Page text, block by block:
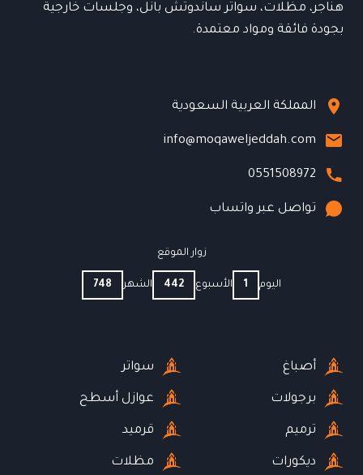
هناجر، مظلات، سواتر ساندوتش بانل، وجلسات خارجية
بجودة فائقة ومواد معتمدة.
المملكة العربية السعودية
info@moqaweljeddah.com
0551508972
تواصل عبر واتساب
زوار الموقع
اليوم 1 الأسبوع 442 الشهر 748
أصباغ
برجولات
ترميم
ديكورات
سواتر
عوازل أسطح
قرميد
مظلات